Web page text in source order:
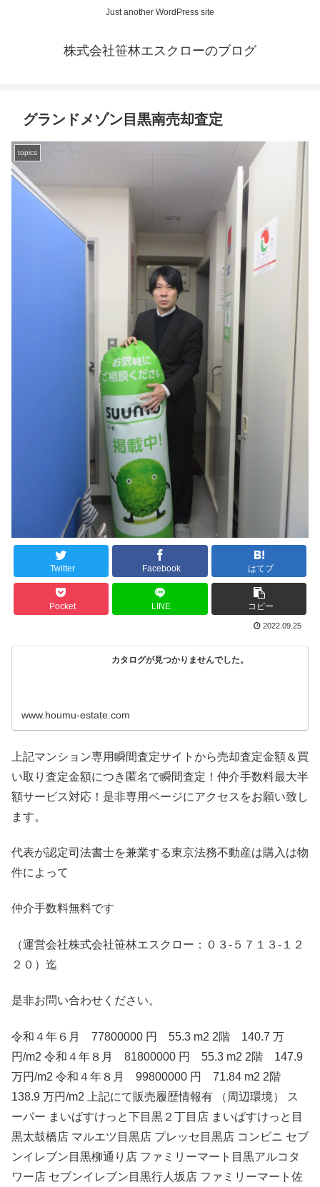
Just another WordPress site
株式会社笹林エスクローのブログ
グランドメゾン目黒南売却査定
topics
Twitter Facebook はてブ
Pocket LINE コピー
2022.09.25
カタログが見つかりませんでした。
www.houmu-estate.com
上記マンション専用瞬間査定サイトから売却査定金額＆買
い取り査定金額につき匿名で瞬間査定！仲介手数料最大半
額サービス対応！是非専用ページにアクセスをお願い致し
ます。
代表が認定司法書士を兼業する東京法務不動産は購入は物
件によって
仲介手数料無料です
（運営会社株式会社笹林エスクロー：０３-５７１３-１２
２０）迄
是非お問い合わせください。
令和４年６月 77800000 円 55.3 m2 2階 140.7 万
円/m2 令和４年８月 81800000 円 55.3 m2 2階 147.9
万円/m2 令和４年８月 99800000 円 71.84 m2 2階
138.9 万円/m2 上記にて販売履歴情報有 （周辺環境） ス
ーパー まいばすけっと下目黒２丁目店 まいばすけっと目
黒太鼓橋店 マルエツ目黒店 プレッセ目黒店 コンビニ セブ
ンイレブン目黒柳通り店 ファミリーマート目黒アルコタ
ワー店 セブンイレブン目黒行人坂店 ファミリーマート佐